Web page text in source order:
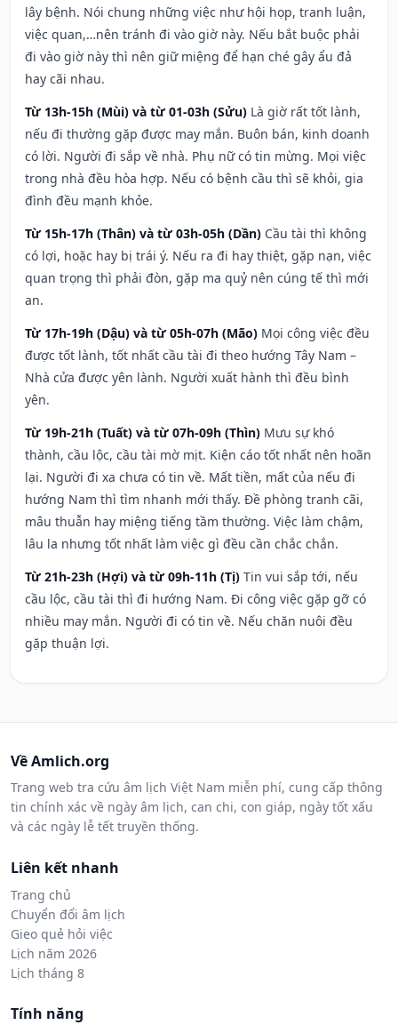
lây bệnh. Nói chung những việc như hội họp, tranh luận,
việc quan,…nên tránh đi vào giờ này. Nếu bắt buộc phải
đi vào giờ này thì nên giữ miệng để hạn ché gây ẩu đả
hay cãi nhau.
Từ 13h-15h (Mùi) và từ 01-03h (Sửu) Là giờ rất tốt lành,
nếu đi thường gặp được may mắn. Buôn bán, kinh doanh
có lời. Người đi sắp về nhà. Phụ nữ có tin mừng. Mọi việc
trong nhà đều hòa hợp. Nếu có bệnh cầu thì sẽ khỏi, gia
đình đều mạnh khỏe.
Từ 15h-17h (Thân) và từ 03h-05h (Dần) Cầu tài thì không
có lợi, hoặc hay bị trái ý. Nếu ra đi hay thiệt, gặp nạn, việc
quan trọng thì phải đòn, gặp ma quỷ nên cúng tế thì mới
an.
Từ 17h-19h (Dậu) và từ 05h-07h (Mão) Mọi công việc đều
được tốt lành, tốt nhất cầu tài đi theo hướng Tây Nam –
Nhà cửa được yên lành. Người xuất hành thì đều bình
yên.
Từ 19h-21h (Tuất) và từ 07h-09h (Thìn) Mưu sự khó
thành, cầu lộc, cầu tài mờ mịt. Kiện cáo tốt nhất nên hoãn
lại. Người đi xa chưa có tin về. Mất tiền, mất của nếu đi
hướng Nam thì tìm nhanh mới thấy. Đề phòng tranh cãi,
mâu thuẫn hay miệng tiếng tầm thường. Việc làm chậm,
lâu la nhưng tốt nhất làm việc gì đều cần chắc chắn.
Từ 21h-23h (Hợi) và từ 09h-11h (Tị) Tin vui sắp tới, nếu
cầu lộc, cầu tài thì đi hướng Nam. Đi công việc gặp gỡ có
nhiều may mắn. Người đi có tin về. Nếu chăn nuôi đều
gặp thuận lợi.
Về Amlich.org
Trang web tra cứu âm lịch Việt Nam miễn phí, cung cấp thông
tin chính xác về ngày âm lịch, can chi, con giáp, ngày tốt xấu
và các ngày lễ tết truyền thống.
Liên kết nhanh
Trang chủ
Chuyển đổi âm lịch
Gieo quẻ hỏi việc
Lịch năm 2026
Lịch tháng 8
Tính năng